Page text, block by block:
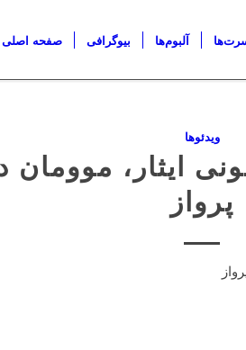
صفحه اصلی بیوگرافی آلبوم‌ها
ویدئو‌ها
ایثار، موومان
پرواز